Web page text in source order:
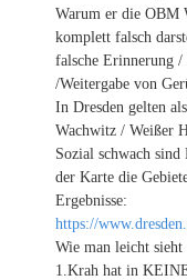
Warum er die OBM
komplett falsch
falsche Erinnerung /
/Weitergabe von
In Dresden gelten
Wachwitz / Weißer
Sozial schwach
der Karte die
Ergebnisse:
https://
Wie man leicht sieht
1.Krah hat in